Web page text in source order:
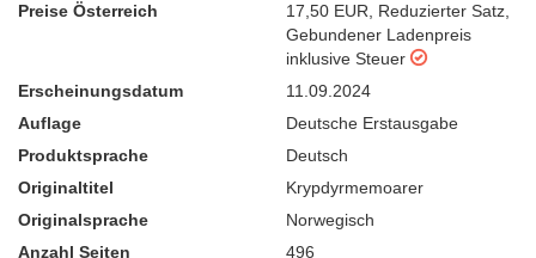
Preise Österreich 17,50 EUR Reduzierter Satz
Gebundener Ladenpreis
inklusive Steuer
Erscheinungsdatum
11.09.2024
Auflage
Deutsche Erstausgabe
Produktsprache
Deutsch
Originaltitel
Krypdyrmemoarer
Originalsprache
Norwegisch
Anzahl Seiten
496